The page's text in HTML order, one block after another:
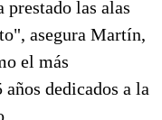
prestado las alas
asegura Martín,
el más
dedicados a la